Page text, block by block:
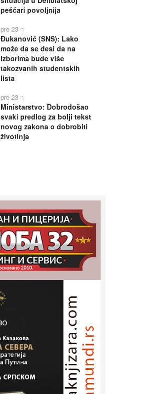
peščari povoljnija
pre 23 h
Đukanović (SNS): Lako
može da se desi da na
izborima bude više
takozvanih studentskih
lista
pre 23 h
Ministarstvo: Dobrodošao
svaki predlog za bolji tekst
novog zakona o dobrobiti
životinja